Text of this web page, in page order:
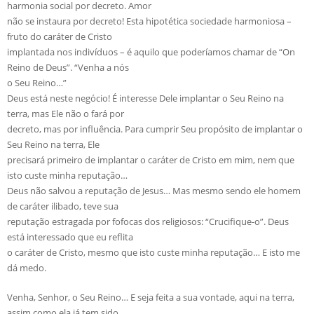
harmonia social por decreto. Amor
não se instaura por decreto! Esta hipotética sociedade harmoniosa –
fruto do caráter de Cristo
implantada nos indivíduos – é aquilo que poderíamos chamar de “On
Reino de Deus”. “Venha a nós
o Seu Reino…”
Deus está neste negócio! É interesse Dele implantar o Seu Reino na
terra, mas Ele não o fará por
decreto, mas por influência. Para cumprir Seu propósito de implantar o
Seu Reino na terra, Ele
precisará primeiro de implantar o caráter de Cristo em mim, nem que
isto custe minha reputação…
Deus não salvou a reputação de Jesus… Mas mesmo sendo ele homem
de caráter ilibado, teve sua
reputação estragada por fofocas dos religiosos: “Crucifique-o”. Deus
está interessado que eu reflita
o caráter de Cristo, mesmo que isto custe minha reputação… E isto me
dá medo.
Venha, Senhor, o Seu Reino… E seja feita a sua vontade, aqui na terra,